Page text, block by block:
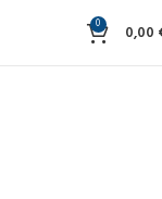
0 0,00